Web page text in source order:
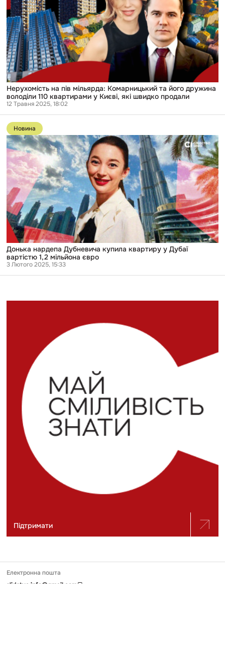
мільярда:
Комарницький
та
його
дружина
володіли
110
квартирами
Києві,
які
швидко
продали
Нерухомість на пів мільярда: Комарницький та його дружина
володіли 110 квартирами у Києві, які швидко продали
12 Травня 2025, 18:02
Перейти
до
публікації
Донька
нардепа
Дубневича
купила
квартиру
Дубаї
вартістю
1,2
мільйона
євро
Новина
Донька нардепа Дубневича купила квартиру у Дубаї
вартістю 1,2 мільйона євро
3 Лютого 2025, 15:33
Підтримати
Електронна пошта
slidstvo.info@gmail.com